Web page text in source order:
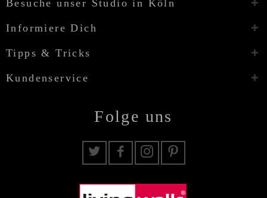
Besuche unser Studio in Köln
Informiere Dich
Tipps & Tricks
Kundenservice
Folge uns